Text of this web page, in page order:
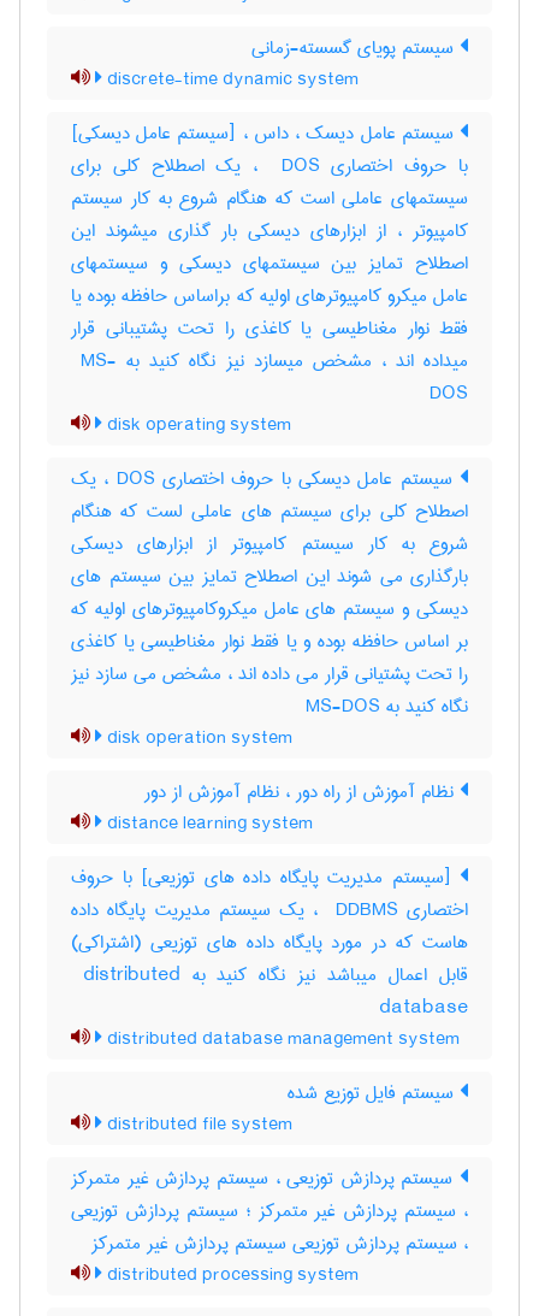
سیستم پویای گسسته-زمانی
discrete-time dynamic system
سیستم عامل دیسک ، داس ، [سیستم عامل دیسکی]
با حروف اختصاری ‎ DOS ، یک اصطلاح کلی برای
سیستمهای عاملی است که هنگام شروع به کار سیستم
کامپیوتر ، از ابزارهای دیسکی بار گذاری میشوند این
اصطلاح تمایز بین سیستمهای دیسکی و سیستمهای
عامل میکرو کامپیوترهای اولیه که براساس حافظه بوده یا
فقط نوار مغناطیسی یا کاغذی را تحت پشتیبانی قرار
میداده اند ، مشخص میسازد نیز نگاه کنید به ‎ MS-
DOS
disk operating system
سیستم عامل دیسکی با حروف اختصاری DOS ، یک
اصطلاح کلی برای سیستم های عاملی لست که هنگام
شروع به کار سیستم کامپیوتر از ابزارهای دیسکی
بارگذاری می شوند این اصطلاح تمایز بین سیستم های
دیسکی و سیستم های عامل میکروکامپیوترهای اولیه که
بر اساس حافظه بوده و یا فقط نوار مغناطیسی یا کاغذی
را تحت پشتیانی قرار می داده اند ، مشخص می سازد نیز
نگاه کنید به MS-DOS
disk operation system
نظام آموزش از راه دور ، نظام آموزش از دور
distance learning system
[سیستم مدیریت پایگاه داده های توزیعی] با حروف
اختصاری ‎ DDBMS ، یک سیستم مدیریت پایگاه داده
هاست که در مورد پایگاه داده های توزیعی (اشتراکی)
قابل اعمال میباشد نیز نگاه کنید به ‎ distributed
database
distributed database management system
سیستم فایل توزیع شده
distributed file system
سیستم پردازش توزیعی ، سیستم پردازش غیر متمرکز
، سیستم پردازش غیر متمرکز ؛ سیستم پردازش توزیعی
، سیستم پردازش توزیعی سیستم پردازش غیر متمرکز
distributed processing system